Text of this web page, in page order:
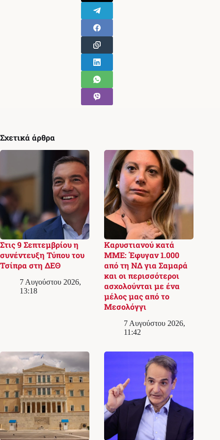
Σχετικά άρθρα
Στις 9 Σεπτεμβρίου η
συνέντευξη Τύπου του
Τσίπρα στη ΔΕΘ
7 Αυγούστου 2026,
13:18
Καρυστιανού κατά
ΜΜΕ: Έφυγαν 1.000
από τη ΝΔ για Σαμαρά
και οι περισσότεροι
ασχολούνται με ένα
μέλος μας από το
Μεσολόγγι
7 Αυγούστου 2026,
11:42